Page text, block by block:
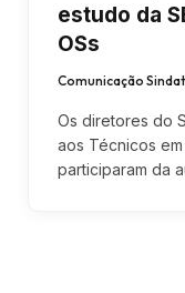
estudo da
OSs
Comunicação
Os diretores do
aos Técnicos em
participaram da